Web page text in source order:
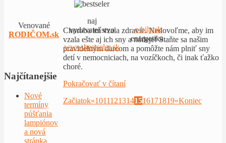
Choroba im vzala zdravie. Nedovoľme, aby im
vzala ešte aj ich sny a nádeje! Staňte sa našim
pravidelným darcom a pomôžte nám plniť sny
detí v nemocniciach, na vozíčkoch, či inak ťažko
choré.
Pokračovať v čítaní
Začiatok«10111213141516171819»Koniec
Venované
RODIČOM.sk
naj
vydavateľstvo
www.bestseler.sk
e-bily.sk
energetika
Najčítanejšie
Nové
termíny
púšťania
lampiónov
a nová
stránka